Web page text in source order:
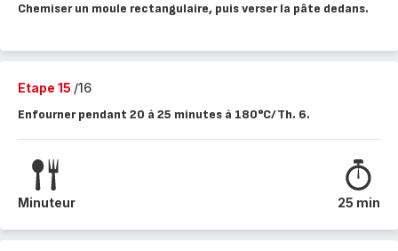
Chemiser un moule rectangulaire, puis verser la pâte dedans.
Etape 15 /16
Enfourner pendant 20 à 25 minutes à 180°C/Th. 6.
Minuteur 25 min